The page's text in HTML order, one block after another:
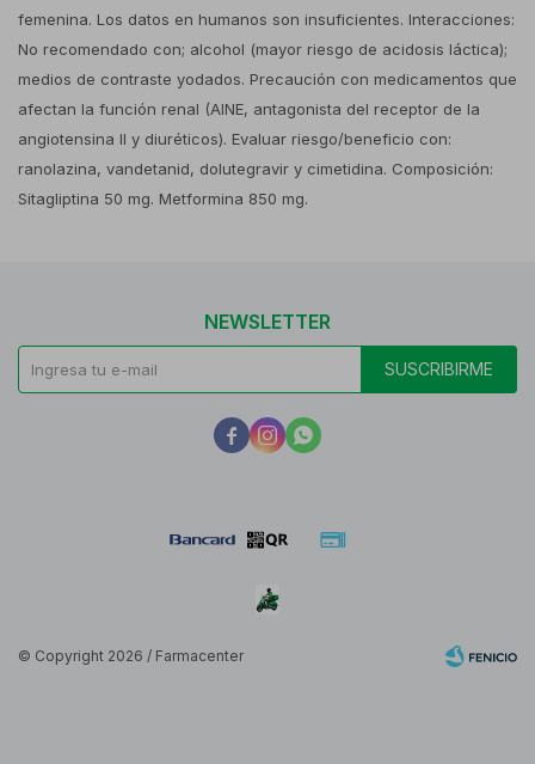
femenina. Los datos en humanos son insuficientes. Interacciones:
No recomendado con; alcohol (mayor riesgo de acidosis láctica);
medios de contraste yodados. Precaución con medicamentos que
afectan la función renal (AINE, antagonista del receptor de la
angiotensina II y diuréticos). Evaluar riesgo/beneficio con:
ranolazina, vandetanid, dolutegravir y cimetidina. Composición:
Sitagliptina 50 mg. Metformina 850 mg.
NEWSLETTER
SUSCRIBIRME
  
© Copyright 2026 / Farmacenter